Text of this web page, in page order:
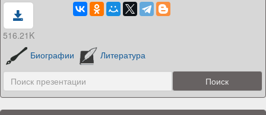
516.21K
Биографии
Литература